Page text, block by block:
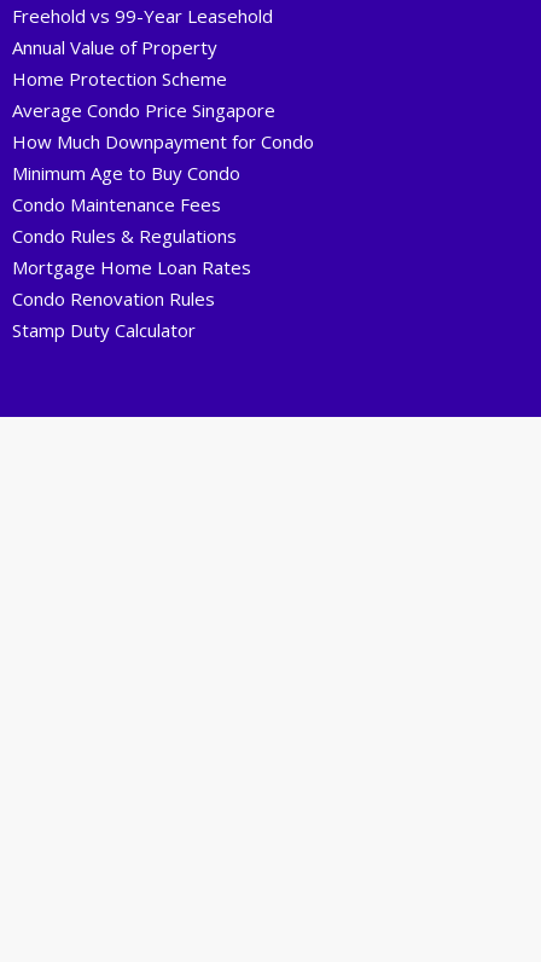
Freehold vs 99-Year Leasehold
Annual Value of Property
Home Protection Scheme
Average Condo Price Singapore
How Much Downpayment for Condo
Minimum Age to Buy Condo
Condo Maintenance Fees
Condo Rules & Regulations
Mortgage Home Loan Rates
Condo Renovation Rules
Stamp Duty Calculator